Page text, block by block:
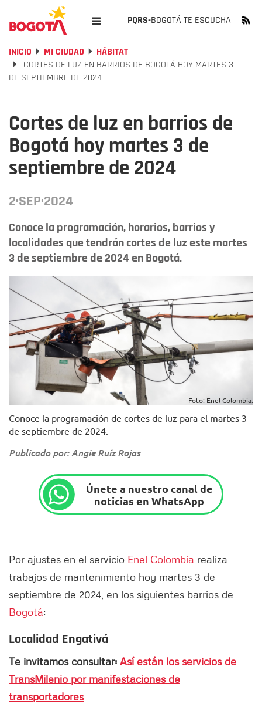
PQRS-BOGOTÁ TE ESCUCHA
INICIO MI CIUDAD
HÁBITAT
CORTES DE LUZ EN BARRIOS DE BOGOTÁ HOY MARTES 3
DE SEPTIEMBRE DE 2024
Cortes de luz en barrios de
Bogotá hoy martes 3 de
septiembre de 2024
2·SEP·2024
Conoce la programación, horarios, barrios y
localidades que tendrán cortes de luz este martes
3 de septiembre de 2024 en Bogotá.
Foto: Enel Colombia.
Conoce la programación de cortes de luz para el martes 3
de septiembre de 2024.
Publicado por: Angie Ruíz Rojas
Únete a nuestro canal de
noticias en WhatsApp
Por ajustes en el servicio Enel Colombia realiza
trabajos de mantenimiento hoy martes 3 de
septiembre de 2024, en los siguientes barrios de
Bogotá:
Localidad Engativá
Te invitamos consultar: Así están los servicios de
TransMilenio por manifestaciones de
transportadores